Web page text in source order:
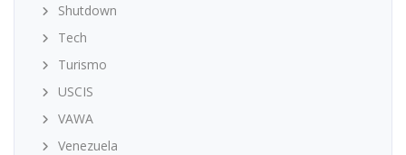
Shutdown
Tech
Turismo
USCIS
VAWA
Venezuela